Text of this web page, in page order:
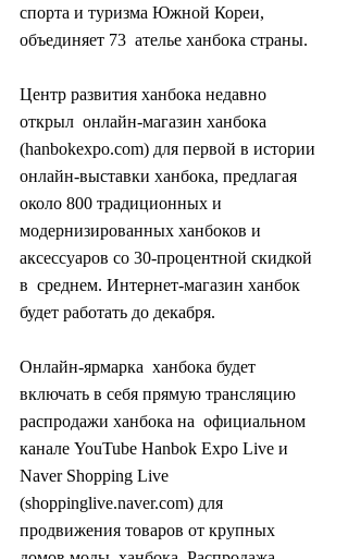
спорта и туризма Южной Кореи,
объединяет 73  ателье ханбока страны.
Центр развития ханбока недавно
открыл  онлайн-магазин ханбока
(hanbokexpo.com) для первой в истории
онлайн-выставки ханбока, предлагая
около 800 традиционных и
модернизированных ханбоков и
аксессуаров со 30-процентной скидкой
в  среднем. Интернет-магазин ханбок
будет работать до декабря.
Онлайн-ярмарка  ханбока будет
включать в себя прямую трансляцию
распродажи ханбока на  официальном
канале YouTube Hanbok Expo Live и
Naver Shopping Live
(shoppinglive.naver.com) для
продвижения товаров от крупных